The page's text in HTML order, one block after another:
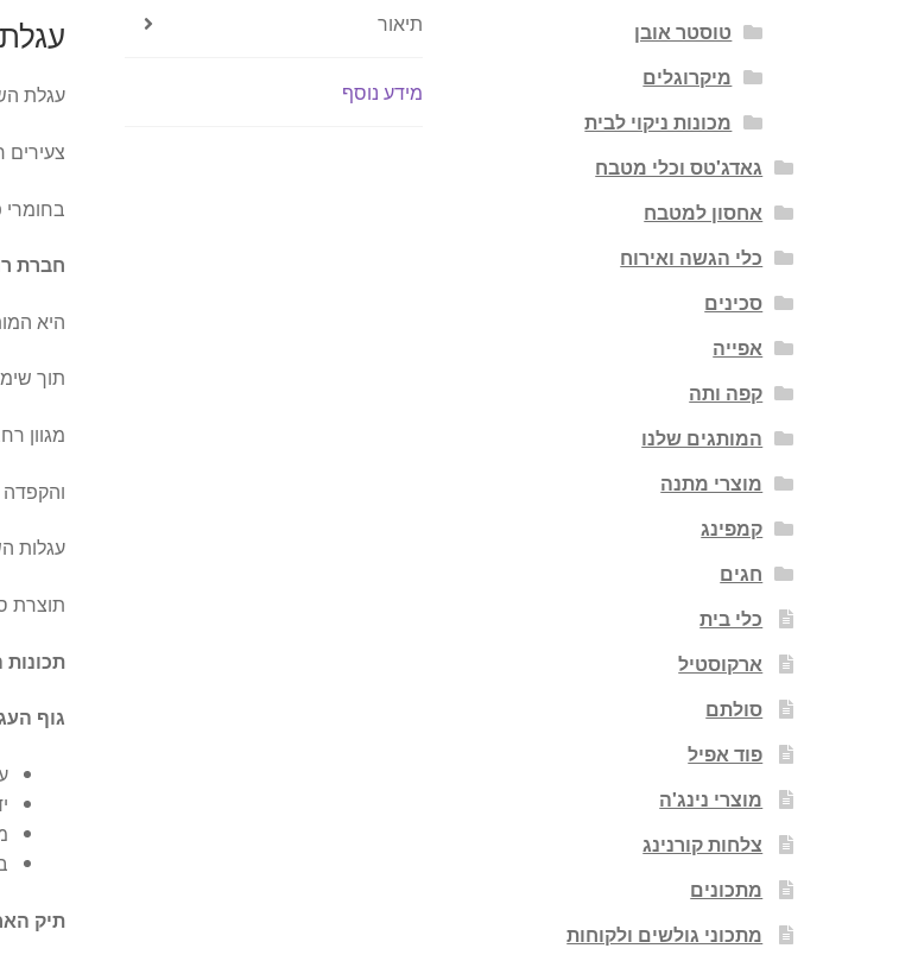
תיאור
מידע נוסף עגלת
בחומרי
חברת
היא
תוך
מגוון
עגלות
תוצרת
גוף
תיק
טוסטר אובן
מיקרוגלים
מכונות ניקוי לבית
גאדג'טס וכלי מטבח
אחסון למטבח
כלי הגשה ואירוח
סכינים
אפייה
קפה ותה
המותגים שלנו
מוצרי מתנה
קמפינג
חגים
כלי בית
ארקוסטיל
סולתם
פוד אפיל
מוצרי נינג'ה
צלחות קורנינג
מתכונים
מתכוני גולשים ולקוחות